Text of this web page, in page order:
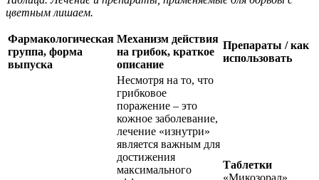
цветным лишаем.
Фармакологическая
группа, форма
выпуска
Механизм действия
на грибок, краткое
описание
Препараты / как
использовать
Несмотря на то, что
грибковое
поражение – это
кожное заболевание,
лечение «изнутри»
является важным для
достижения
максимального
Таблетки
«Микозорал»,